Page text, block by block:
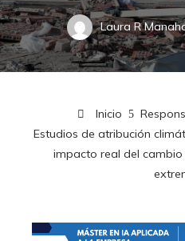
Laura R
Inicio
Estudios de atribución
impacto real del